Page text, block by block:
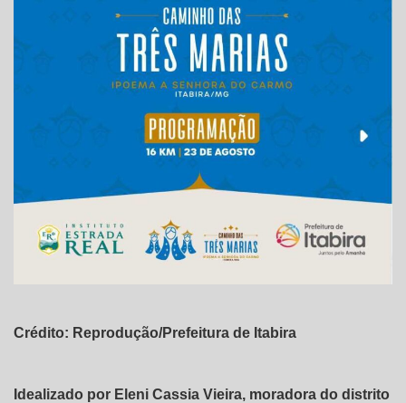
Crédito: Reprodução/Prefeitura de Itabira
Idealizado por Eleni Cassia Vieira, moradora do distrito